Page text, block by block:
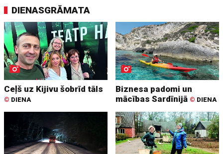
DIENASGRĀMATA
Ceļš uz Kijivu šobrīd tāls
© DIENA
Biznesa padomi un
mācības Sardīnijā © DIENA